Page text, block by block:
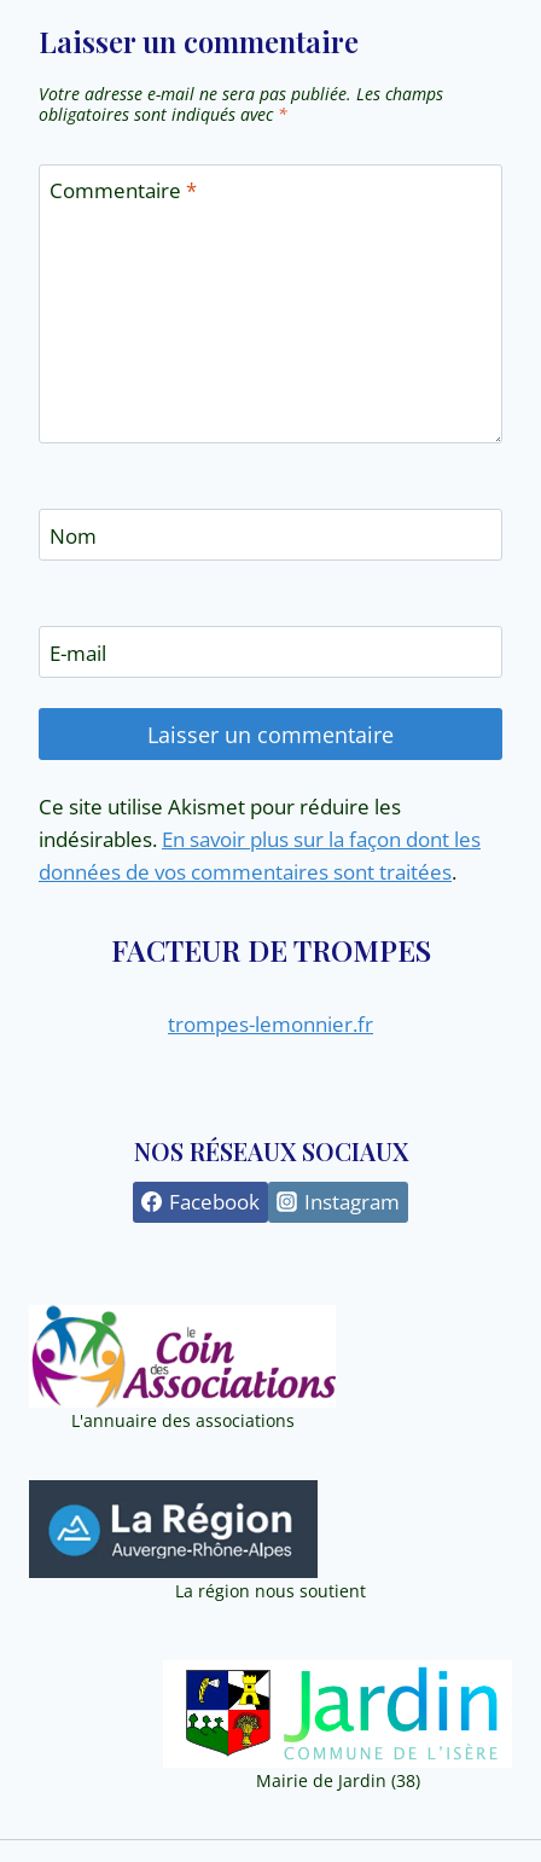
Laisser un commentaire
Votre adresse e-mail ne sera pas publiée. Les champs
obligatoires sont indiqués avec *
Commentaire *
Nom
E-mail
Ce site utilise Akismet pour réduire les
indésirables. En savoir plus sur la façon dont les
données de vos commentaires sont traitées.
FACTEUR DE TROMPES
trompes-lemonnier.fr
NOS RÉSEAUX SOCIAUX
Facebook Instagram
L'annuaire des associations
La région nous soutient
Mairie de Jardin (38)